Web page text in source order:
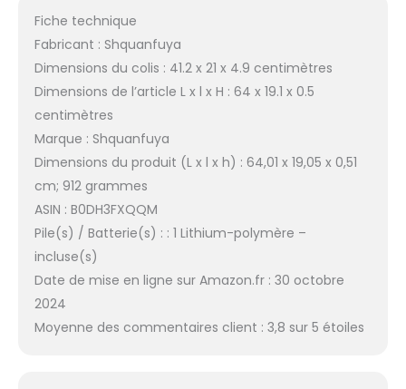
Fiche technique
Fabricant : Shquanfuya
Dimensions du colis : 41.2 x 21 x 4.9 centimètres
Dimensions de l’article L x l x H : 64 x 19.1 x 0.5
centimètres
Marque : Shquanfuya
Dimensions du produit (L x l x h) : 64,01 x 19,05 x 0,51
cm; 912 grammes
ASIN : B0DH3FXQQM
Pile(s) / Batterie(s) : : 1 Lithium-polymère –
incluse(s)
Date de mise en ligne sur Amazon.fr : 30 octobre
2024
Moyenne des commentaires client : 3,8 sur 5 étoiles